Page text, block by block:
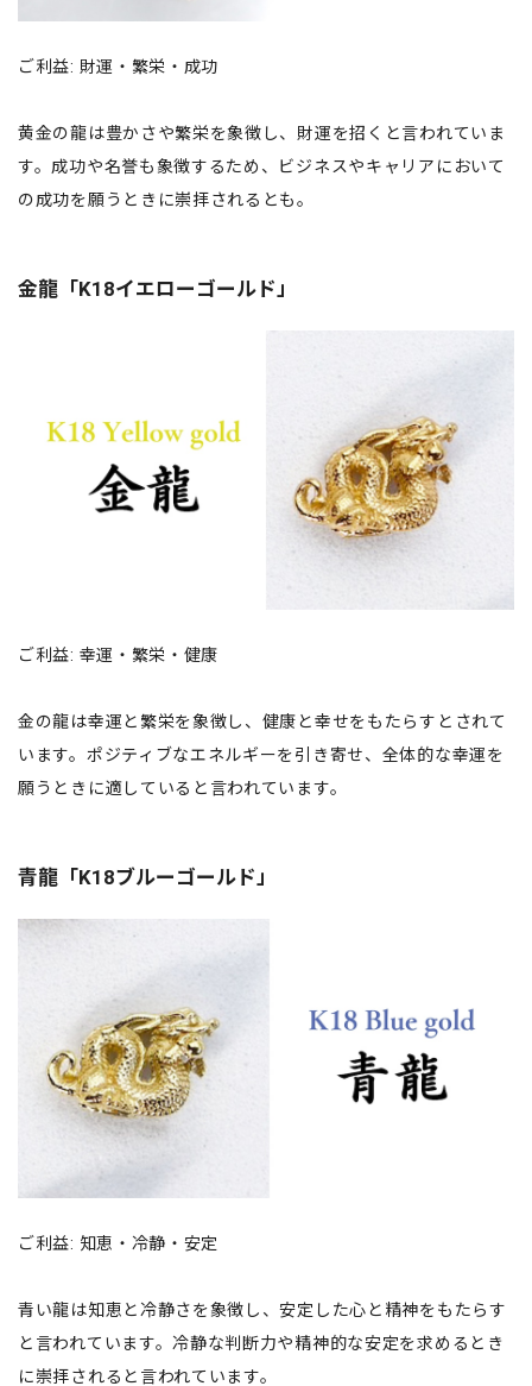
ご利益: 財運・繁栄・成功
黄金の龍は豊かさや繁栄を象徴し、財運を招くと言われていま
す。成功や名誉も象徴するため、ビジネスやキャリアにおいて
の成功を願うときに崇拝されるとも。
金龍「K18イエローゴールド」
ご利益: 幸運・繁栄・健康
金の龍は幸運と繁栄を象徴し、健康と幸せをもたらすとされて
います。ポジティブなエネルギーを引き寄せ、全体的な幸運を
願うときに適していると言われています。
青龍「K18ブルーゴールド」
ご利益: 知恵・冷静・安定
青い龍は知恵と冷静さを象徴し、安定した心と精神をもたらす
と言われています。冷静な判断力や精神的な安定を求めるとき
に崇拝されると言われています。